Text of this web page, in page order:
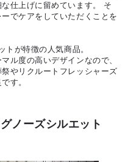
仕上げに留めています。 そ
でケアをしていただくことを
トが特徴の人気商品。
ル度の高いデザインなので、
やリクルートフレッシャーズ
す。
ノーズシルエット